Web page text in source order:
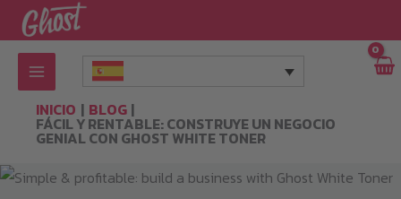
al
contenido
INICIO BLOG
FÁCIL Y RENTABLE: CONSTRUYE UN NEGOCIO
GENIAL CON GHOST WHITE TONER